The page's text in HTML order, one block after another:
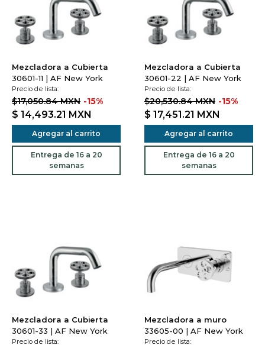
Mezcladora a Cubierta
30601-11 | AF New York
Precio de lista:
$17,050.84 MXN -15%
$ 14,493.21 MXN
Agregar al carrito
Entrega de 16 a 20
semanas
Mezcladora a Cubierta
30601-22 | AF New York
Precio de lista:
$20,530.84 MXN -15%
$ 17,451.21 MXN
Agregar al carrito
Entrega de 16 a 20
semanas
Mezcladora a Cubierta
30601-33 | AF New York
Precio de lista:
Mezcladora a muro
33605-00 | AF New York
Precio de lista: